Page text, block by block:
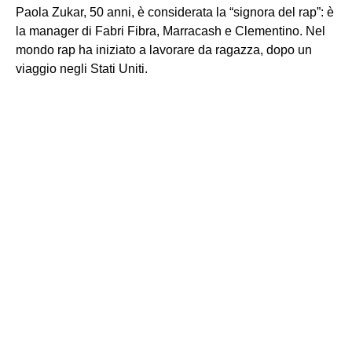
Paola Zukar, 50 anni, è considerata la “signora del rap”: è
la manager di Fabri Fibra, Marracash e Clementino. Nel
mondo rap ha iniziato a lavorare da ragazza, dopo un
viaggio negli Stati Uniti.